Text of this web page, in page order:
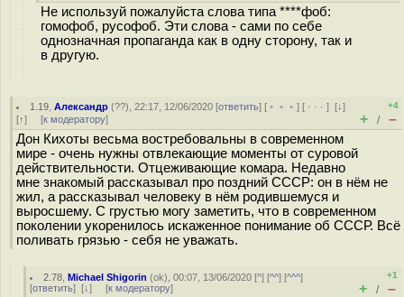
Не используй пожалуйста слова типа ****фоб:
гомофоб, русофоб. Эти слова - сами по себе
однозначная пропаганда как в одну сторону, так и
в другую.
1.19 ,Александр (??), 22:17, 12/06/2020 [ответить] [ ﹢﹢﹢] [ · · ·][↓]
[↑] [к модератору]
+4
+ / –
Дон Кихоты весьма востребовальны в современном
мире - очень нужны отвлекающие моменты от суровой
действительности. Отцеживающие комара. Недавно
мне знакомый рассказывал про поздний СССР: он в нём не
жил, а рассказывал человеку в нём родившемуся и
выросшему. С грустью могу заметить, что в современном
поколении укоренилось искаженное понимание об СССР. Всё
поливать грязью - себя не уважать.
2.78 ,Michael Shigorin (ok), 00:07, 13/06/2020 [^] [^^] [^^^]
[ответить] [↓] [к модератору]
+1
+ / –